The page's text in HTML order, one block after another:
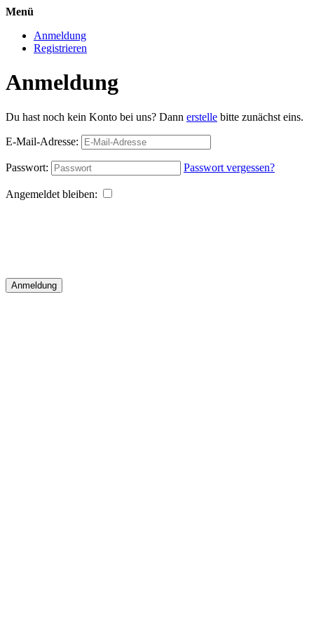
Menü
Anmeldung
Registrieren
Anmeldung
Du hast noch kein Konto bei uns? Dann erstelle bitte zunächst eins.
E-Mail-Adresse:
Passwort: Passwort vergessen?
Angemeldet bleiben:
Anmeldung